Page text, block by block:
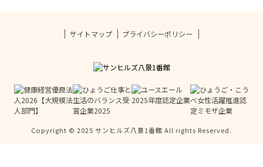
サイトマップ プライバシーポリシー
Copyright © 2025 サンヒルズ八景1番館 All rights Reserved.